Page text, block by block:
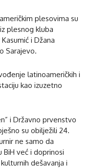
plesovima su
plesnog kluba
i Džana
Sarajevo.
latinoameričkih i
kao izuzetno
i Državno prvenstvo
su obilježili 24.
ne samo da
već i doprinosi
dešavanja i